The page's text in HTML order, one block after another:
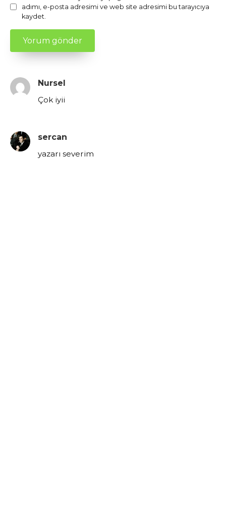
adımı, e-posta adresimi ve web site adresimi bu tarayıcıya
kaydet.
Nursel
Çok iyii
sercan
yazarı severim